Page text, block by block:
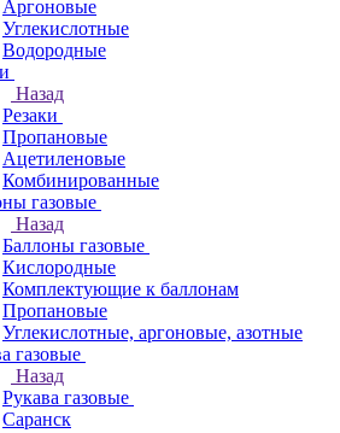
Аргоновые
Углекислотные
Водородные
Назад
Резаки
Пропановые
Ацетиленовые
Комбинированные
газовые
Назад
Баллоны газовые
Кислородные
Комплектующие к баллонам
Пропановые
Углекислотные, аргоновые, азотные
газовые
Назад
Рукава газовые
Саранск